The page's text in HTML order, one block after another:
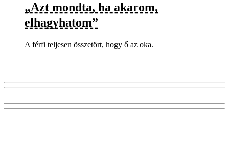
„Azt mondta, ha akarom,
elhagyhatom”
A férfi teljesen összetört, hogy ő az oka.